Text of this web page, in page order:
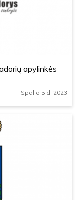
apylinkės
Spalio 5 d. 2023